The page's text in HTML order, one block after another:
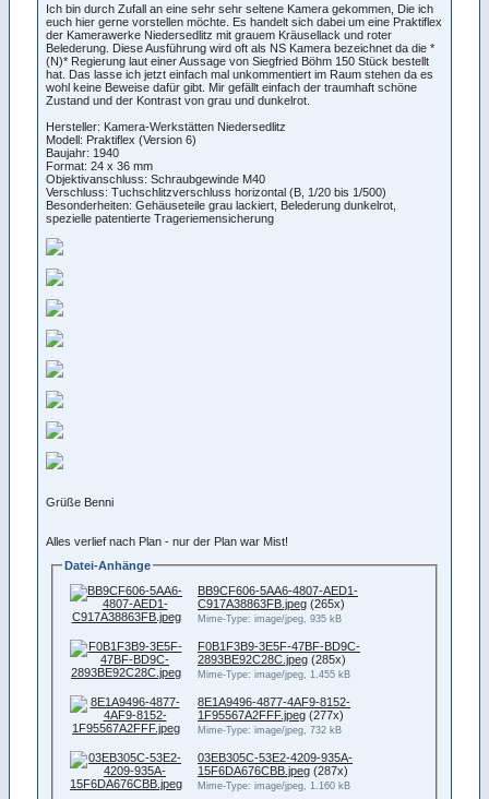
Ich bin durch Zufall an eine sehr sehr seltene Kamera gekommen, Die ich
euch hier gerne vorstellen möchte. Es handelt sich dabei um eine Praktiflex
der Kamerawerke Niedersedlitz mit grauem Kräusellack und roter
Belederung. Diese Ausführung wird oft als NS Kamera bezeichnet da die *
(N)* Regierung laut einer Aussage von Siegfried Böhm 150 Stück bestellt
hat. Das lasse ich jetzt einfach mal unkommentiert im Raum stehen da es
wohl keine Beweise dafür gibt. Mir gefällt einfach der traumhaft schöne
Zustand und der Kontrast von grau und dunkelrot.
Hersteller: Kamera-Werkstätten Niedersedlitz
Modell: Praktiflex (Version 6)
Baujahr: 1940
Format: 24 x 36 mm
Objektivanschluss: Schraubgewinde M40
Verschluss: Tuchschlitzverschluss horizontal (B, 1/20 bis 1/500)
Besonderheiten: Gehäuseteile grau lackiert, Belederung dunkelrot,
spezielle patentierte Trageriemensicherung
Grüße Benni
Alles verlief nach Plan - nur der Plan war Mist!
Datei-Anhänge
BB9CF606-5AA6-4807-AED1-
C917A38863FB.jpeg (265x)
Mime-Type: image/jpeg, 935 kB
F0B1F3B9-3E5F-47BF-BD9C-
2893BE92C28C.jpeg (285x)
Mime-Type: image/jpeg, 1.455 kB
8E1A9496-4877-4AF9-8152-
1F95567A2FFF.jpeg (277x)
Mime-Type: image/jpeg, 732 kB
03EB305C-53E2-4209-935A-
15F6DA676CBB.jpeg (287x)
Mime-Type: image/jpeg, 1.160 kB